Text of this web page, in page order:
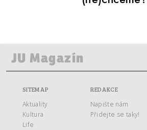
SITEMAP
Aktuality
Kultura
Life
REDAKCE
Napište nám
Přidejte se taky!